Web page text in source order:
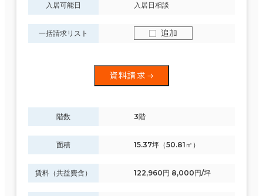
入居可能日 入居日相談
一括請求リスト 追加
資料請求
階数 3階
面積 15.37坪（50.81㎡）
賃料（共益費含） 122,960円 8,000円/坪